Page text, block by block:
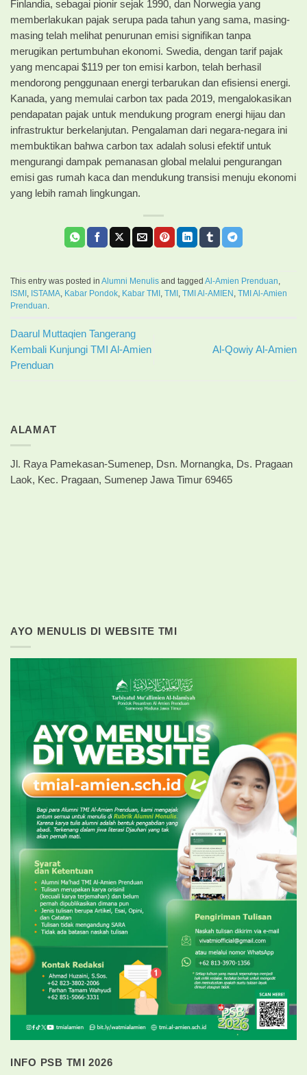
Finlandia, sebagai pionir sejak 1990, dan Norwegia yang
memberlakukan pajak serupa pada tahun yang sama, masing-
masing telah melihat penurunan emisi signifikan tanpa
merugikan pertumbuhan ekonomi. Swedia, dengan tarif pajak
yang mencapai $119 per ton emisi karbon, telah berhasil
mendorong penggunaan energi terbarukan dan efisiensi energi.
Kanada, yang memulai carbon tax pada 2019, mengalokasikan
pendapatan pajak untuk mendukung program energi hijau dan
infrastruktur berkelanjutan. Pengalaman dari negara-negara ini
membuktikan bahwa carbon tax adalah solusi efektif untuk
mengurangi dampak pemanasan global melalui pengurangan
emisi gas rumah kaca dan mendukung transisi menuju ekonomi
yang lebih ramah lingkungan.
This entry was posted in Alumni Menulis and tagged Al-Amien Prenduan
ISMI
ISTAMA Kabar Pondok Kabar TMI TMI TMI Al-AMIEN
TMI Al-Amien
Prenduan
Daarul Muttaqien Tangerang
Kembali Kunjungi TMI Al-Amien
Prenduan
Al-Qowiy Al-Amien
ALAMAT
Jl. Raya Pamekasan-Sumenep, Dsn. Mornangka, Ds. Pragaan
Laok, Kec. Pragaan, Sumenep Jawa Timur 69465
AYO MENULIS DI WEBSITE TMI
INFO PSB TMI 2026